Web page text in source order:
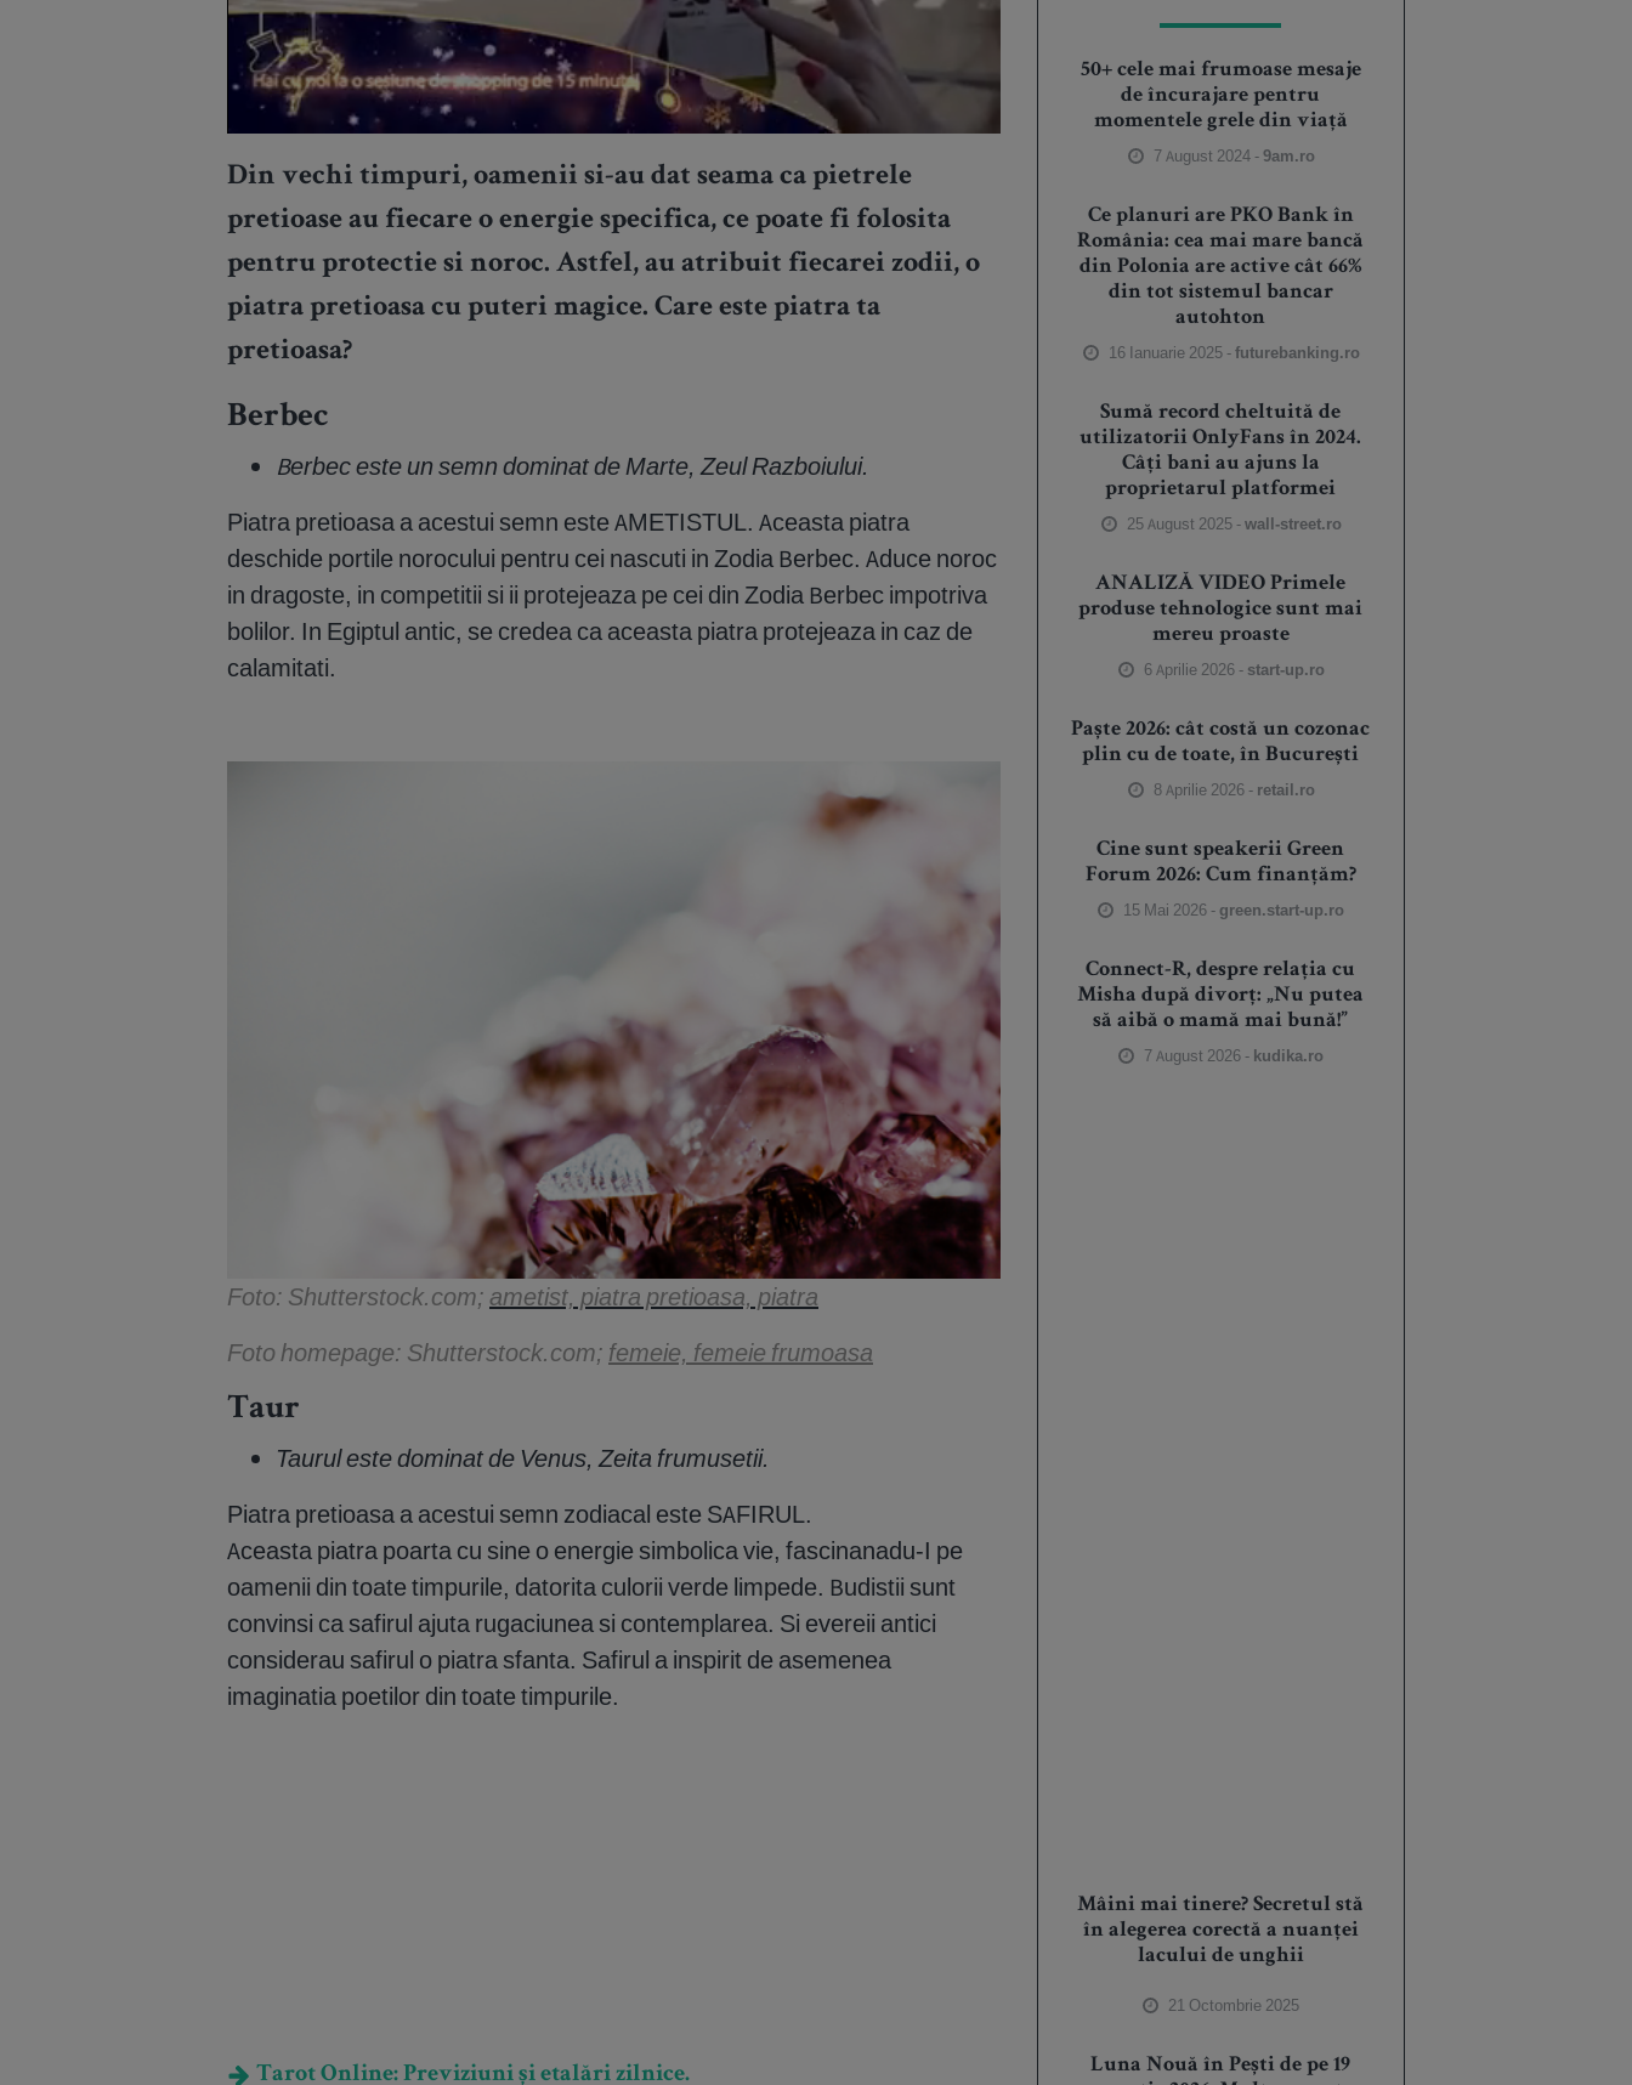
Din vechi timpuri, oamenii si-au dat seama ca pietrele
pretioase au fiecare o energie specifica, ce poate fi folosita
pentru protectie si noroc. Astfel, au atribuit fiecarei zodii, o
piatra pretioasa cu puteri magice. Care este piatra ta
pretioasa?
Berbec
Berbec este un semn dominat de Marte, Zeul Razboiului.
Piatra pretioasa a acestui semn este AMETISTUL. Aceasta piatra
deschide portile norocului pentru cei nascuti in Zodia Berbec. Aduce noroc
in dragoste, in competitii si ii protejeaza pe cei din Zodia Berbec impotriva
bolilor. In Egiptul antic, se credea ca aceasta piatra protejeaza in caz de
calamitati.
Foto: Shutterstock.com; ametist, piatra pretioasa, piatra
Foto homepage: Shutterstock.com; femeie, femeie frumoasa
Taur
Taurul este dominat de Venus, Zeita frumusetii.
Piatra pretioasa a acestui semn zodiacal este SAFIRUL.
Aceasta piatra poarta cu sine o energie simbolica vie, fascinanadu-I pe
oamenii din toate timpurile, datorita culorii verde limpede. Budistii sunt
convinsi ca safirul ajuta rugaciunea si contemplarea. Si evereii antici
considerau safirul o piatra sfanta. Safirul a inspirit de asemenea
imaginatia poetilor din toate timpurile.
Tarot Online: Previziuni și etalări zilnice.
50+ cele mai frumoase mesaje
de încurajare pentru
momentele grele din viață
7 August 2024 -9am.ro
Ce planuri are PKO Bank în
România: cea mai mare bancă
din Polonia are active cât 66%
din tot sistemul bancar
autohton
16 Ianuarie 2025 -futurebanking.ro
Sumă record cheltuită de
utilizatorii OnlyFans în 2024.
Câți bani au ajuns la
proprietarul platformei
25 August 2025 -wall-street.ro
ANALIZĂ VIDEO Primele
produse tehnologice sunt mai
mereu proaste
6 Aprilie 2026 - start-up.ro
Paște 2026: cât costă un cozonac
plin cu de toate, în București
8 Aprilie 2026 - retail.ro
Cine sunt speakerii Green
Forum 2026: Cum finanțăm?
15 Mai 2026 - green.start-up.ro
Connect-R, despre relația cu
Misha după divorț: „Nu putea
să aibă o mamă mai bună!”
7 August 2026 - kudika.ro
Mâini mai tinere? Secretul stă
în alegerea corectă a nuanței
lacului de unghii
21 Octombrie 2025
Luna Nouă în Pești de pe 19